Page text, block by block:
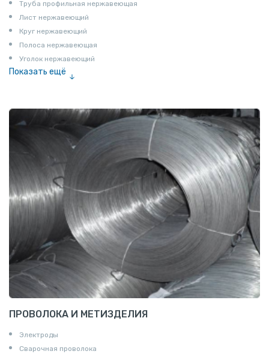
Труба профильная нержавеющая
Лист нержавеющий
Круг нержавеющий
Полоса нержавеющая
Уголок нержавеющий
Показать ещё
ПРОВОЛОКА И МЕТИЗДЕЛИЯ
Электроды
Сварочная проволока